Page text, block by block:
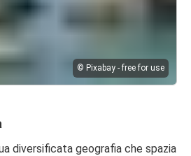
© Pixabay - free for use
diversificata geografia che spazia